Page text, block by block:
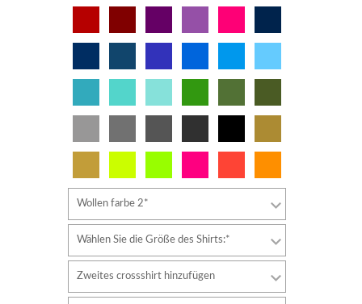
Wollen farbe 2*
Wählen Sie die Größe des Shirts:*
Zweites crossshirt hinzufügen